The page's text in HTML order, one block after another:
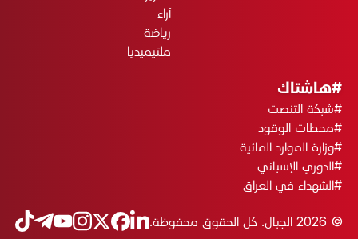
آراء
رياضة
ملتيميديا
#هاشتاك
#شبكة التنصت
#محطات الوقود
#وزارة الموارد المائية
#الدوري الإسباني
#الشهداء في العراق
© 2026 الجبال. كل الحقوق محفوظة.